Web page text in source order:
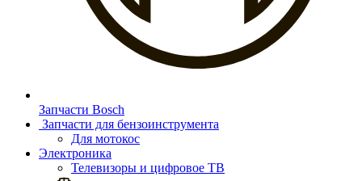
Запчасти Bosch
Запчасти для бензоинструмента
Для мотокос
Электроника
Телевизоры и цифровое ТВ